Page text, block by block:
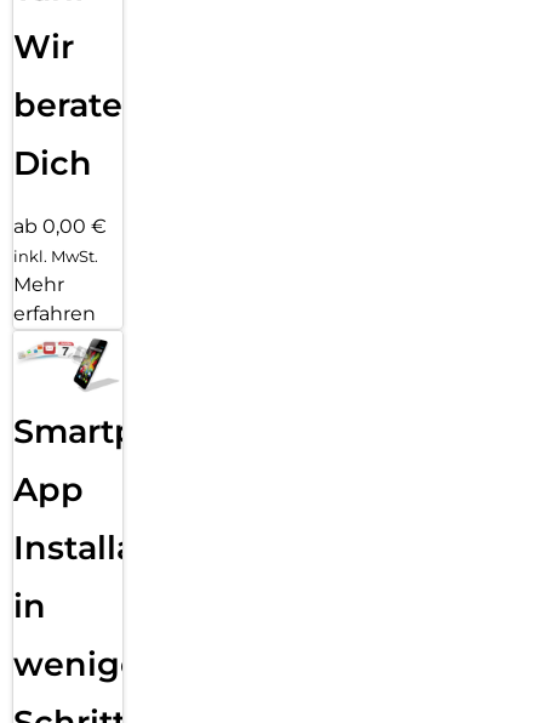
Wir
beraten
Dich
ab 0,00 €
inkl. MwSt.
Mehr
erfahren
Smartphone
App
Installation
in
wenigen